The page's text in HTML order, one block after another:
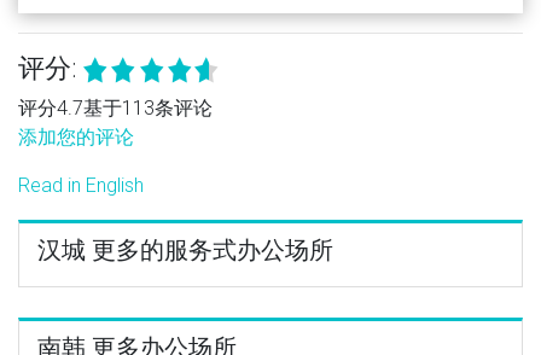
评分:
评分4.7基于113条评论
添加您的评论
Read in English
汉城 更多的服务式办公场所
南韩 更多办公场所